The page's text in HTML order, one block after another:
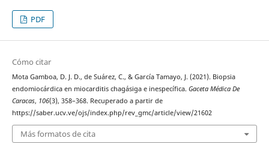
PDF
Cómo citar
Mota Gamboa, D. J. D., de Suárez, C., & García Tamayo, J. (2021). Biopsia
endomiocárdica en miocarditis chagásiga e inespecífica. Gaceta Médica De
Caracas, 106(3), 358–368. Recuperado a partir de
https://saber.ucv.ve/ojs/index.php/rev_gmc/article/view/21602
Más formatos de cita